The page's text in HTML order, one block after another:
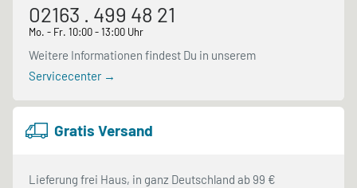
02163 . 499 48 21
Mo. - Fr. 10:00 - 13:00 Uhr
Weitere Informationen findest Du in unserem
Servicecenter →
Gratis Versand
Lieferung frei Haus, in ganz Deutschland ab 99 €